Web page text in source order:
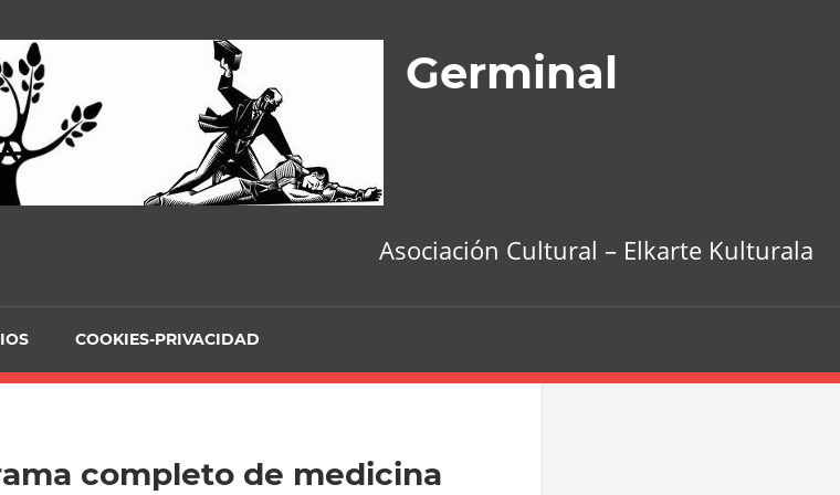
Germinal
Asociación Cultural – Elkarte Kulturala
COOKIES-PRIVACIDAD
completo de medicina